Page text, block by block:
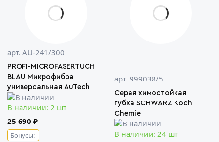
арт. AU-241/300
PROFI-MICROFASERTUCH
BLAU Микрофибра
универсальная AuTech
В наличии: 2 шт
25 690 ₽
Бонусы:
арт. 999038/5
Серая химостойкая
губка SCHWARZ Koch
Chemie
В наличии: 24 шт